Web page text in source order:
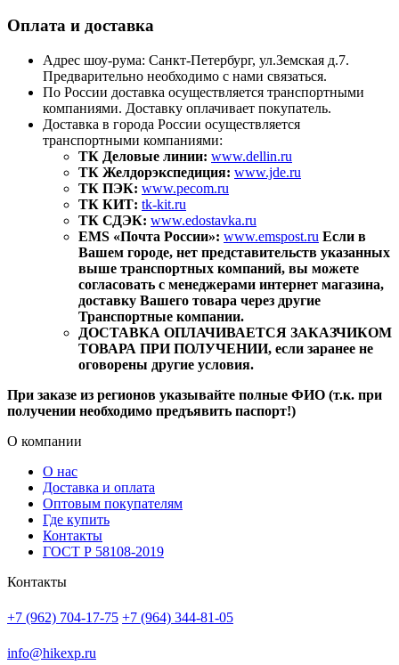
Оплата и доставка
Адрес шоу-рума: Санкт-Петербург, ул.Земская д.7.
Предварительно необходимо с нами связаться.
По России доставка осуществляется транспортными
компаниями. Доставку оплачивает покупатель.
Доставка в города России осуществляется
транспортными компаниями:
ТК Деловые линии: www.dellin.ru
ТК Желдорэкспедиция: www.jde.ru
ТК ПЭК: www.pecom.ru
ТК КИТ: tk-kit.ru
ТК СДЭК: www.edostavka.ru
EMS «Почта России»: www.emspost.ru Если в
Вашем городе, нет представительств указанных
выше транспортных компаний, вы можете
согласовать с менеджерами интернет магазина,
доставку Вашего товара через другие
Транспортные компании.
ДОСТАВКА ОПЛАЧИВАЕТСЯ ЗАКАЗЧИКОМ
ТОВАРА ПРИ ПОЛУЧЕНИИ, если заранее не
оговорены другие условия.
При заказе из регионов указывайте полные ФИО (т.к. при
получении необходимо предъявить паспорт!)
О компании
О нас
Доставка и оплата
Оптовым покупателям
Где купить
Контакты
ГОСТ Р 58108-2019
Контакты
+7 (962) 704-17-75 +7 (964) 344-81-05
info@hikexp.ru